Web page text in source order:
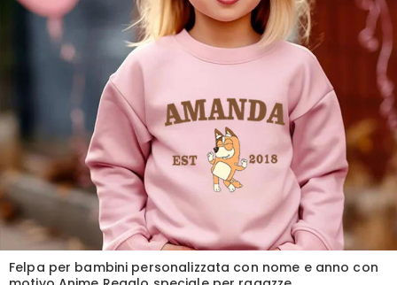
Felpa per bambini personalizzata con nome e anno con